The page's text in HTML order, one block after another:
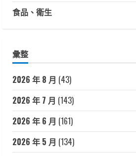
食品、衛生
彙整
2026 年 8 月 (43)
2026 年 7 月 (143)
2026 年 6 月 (161)
2026 年 5 月 (134)